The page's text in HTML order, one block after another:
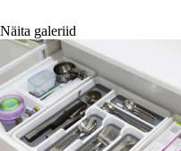
Näita galeriid